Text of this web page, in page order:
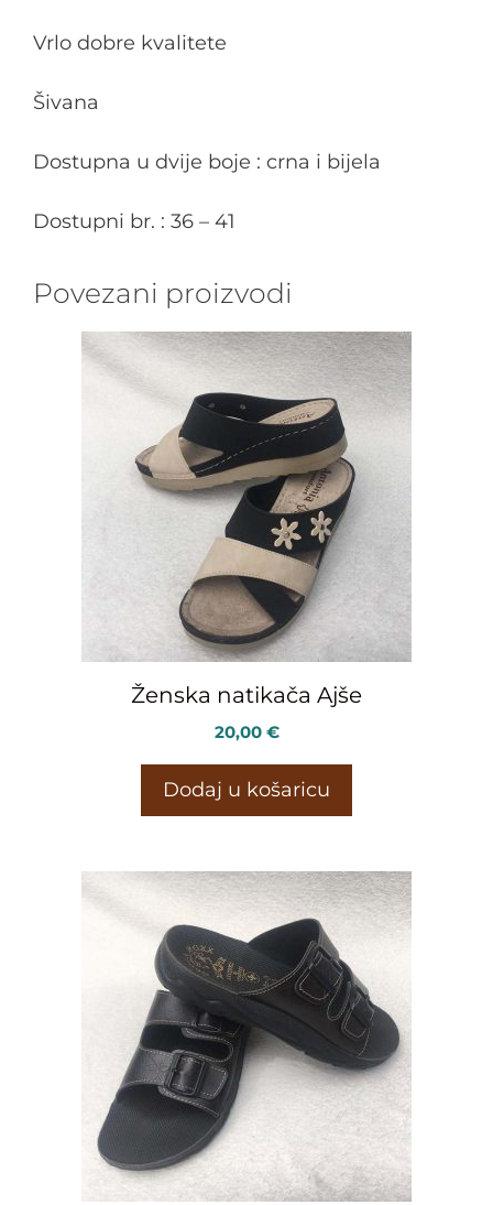
Vrlo dobre kvalitete
Šivana
Dostupna u dvije boje : crna i bijela
Dostupni br. : 36 – 41
Povezani proizvodi
Ženska natikača Ajše
20,00 €
Dodaj u košaricu